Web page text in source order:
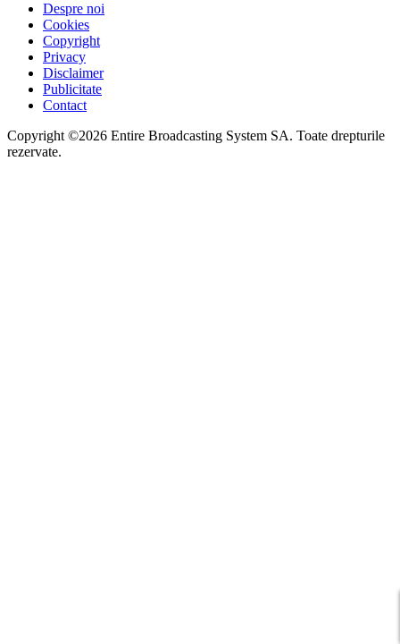
Despre noi
Cookies
Copyright
Privacy
Disclaimer
Publicitate
Contact
Copyright ©2026 Entire Broadcasting System SA. Toate drepturile
rezervate.